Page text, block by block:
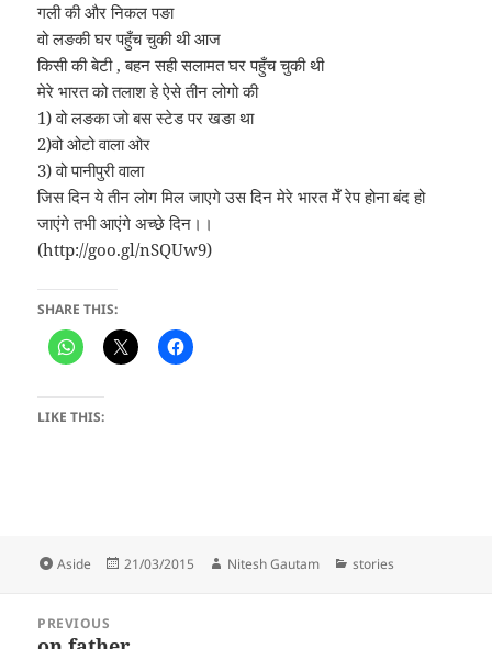
गली की और निकल पङा
वो लङकी घर पहुँच चुकी थी आज
किसी की बेटी , बहन सही सलामत घर पहुँच चुकी थी
मेरे भारत को तलाश हे ऐसे तीन लोगो की
1) वो लङका जो बस स्टेड पर खङा था
2)वो ओटो वाला ओर
3) वो पानीपुरी वाला
जिस दिन ये तीन लोग मिल जाएगे उस दिन मेरे भारत मेँ रेप होना बंद हो
जाएंगे तभी आएंगे अच्छे दिन।।
(http://goo.gl/nSQUw9)
SHARE THIS:
LIKE THIS:
Format
Aside
Posted
21/03/2015 Author
Nitesh Gautam Categories
stories
navigation
PREVIOUS